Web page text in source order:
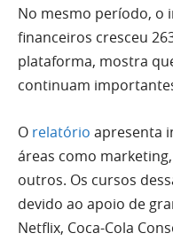
No mesmo período, o
financeiros cresceu
plataforma, mostra
continuam
O relatório apresenta
áreas como
outros. Os cursos
devido ao apoio de
Netflix, Coca-Cola